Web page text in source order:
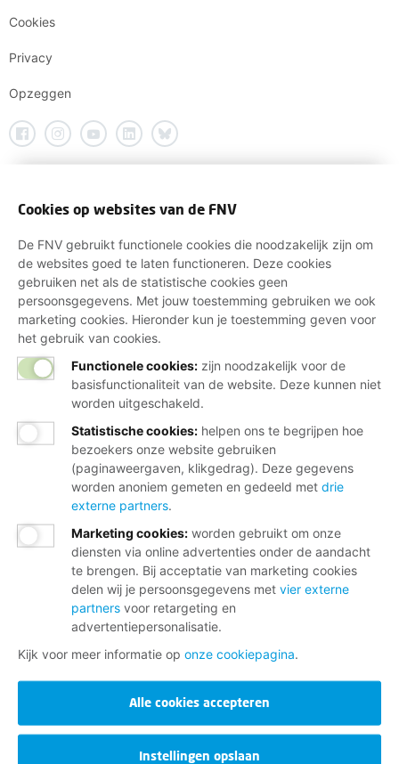
Cookies
Privacy
Opzeggen
Cookies op websites van de FNV
De FNV gebruikt functionele cookies die noodzakelijk zijn om
de websites goed te laten functioneren. Deze cookies
gebruiken net als de statistische cookies geen
persoonsgegevens. Met jouw toestemming gebruiken we ook
marketing cookies. Hieronder kun je toestemming geven voor
het gebruik van cookies.
Functionele cookies: zijn noodzakelijk voor de
basisfunctionaliteit van de website. Deze kunnen niet
worden uitgeschakeld.
Statistische cookies: helpen ons te begrijpen hoe
bezoekers onze website gebruiken
(paginaweergaven, klikgedrag). Deze gegevens
worden anoniem gemeten en gedeeld met drie
externe partners.
Marketing cookies: worden gebruikt om onze
diensten via online advertenties onder de aandacht
te brengen. Bij acceptatie van marketing cookies
delen wij je persoonsgegevens met vier externe
partners voor retargeting en
advertentiepersonalisatie.
Kijk voor meer informatie op onze cookiepagina.
Alle cookies accepteren
Instellingen opslaan